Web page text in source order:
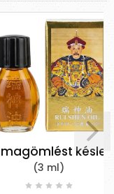
késleltető olaj